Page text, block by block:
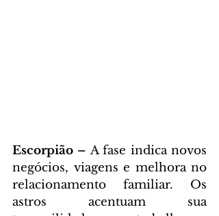
Escorpião – A fase indica novos
negócios, viagens e melhora no
relacionamento familiar. Os
astros acentuam sua